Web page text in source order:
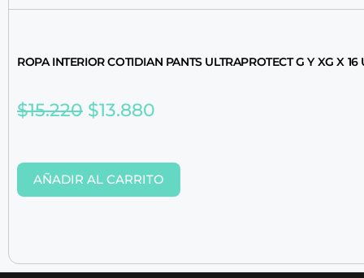
ROPA INTERIOR COTIDIAN PANTS ULTRAPROTECT G Y XG X
$15.220 $13.880
AÑADIR AL CARRITO